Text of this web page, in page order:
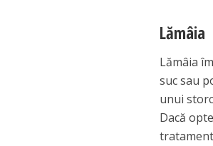
Lămâia
Lămâia
suc sau
unui
Dacă